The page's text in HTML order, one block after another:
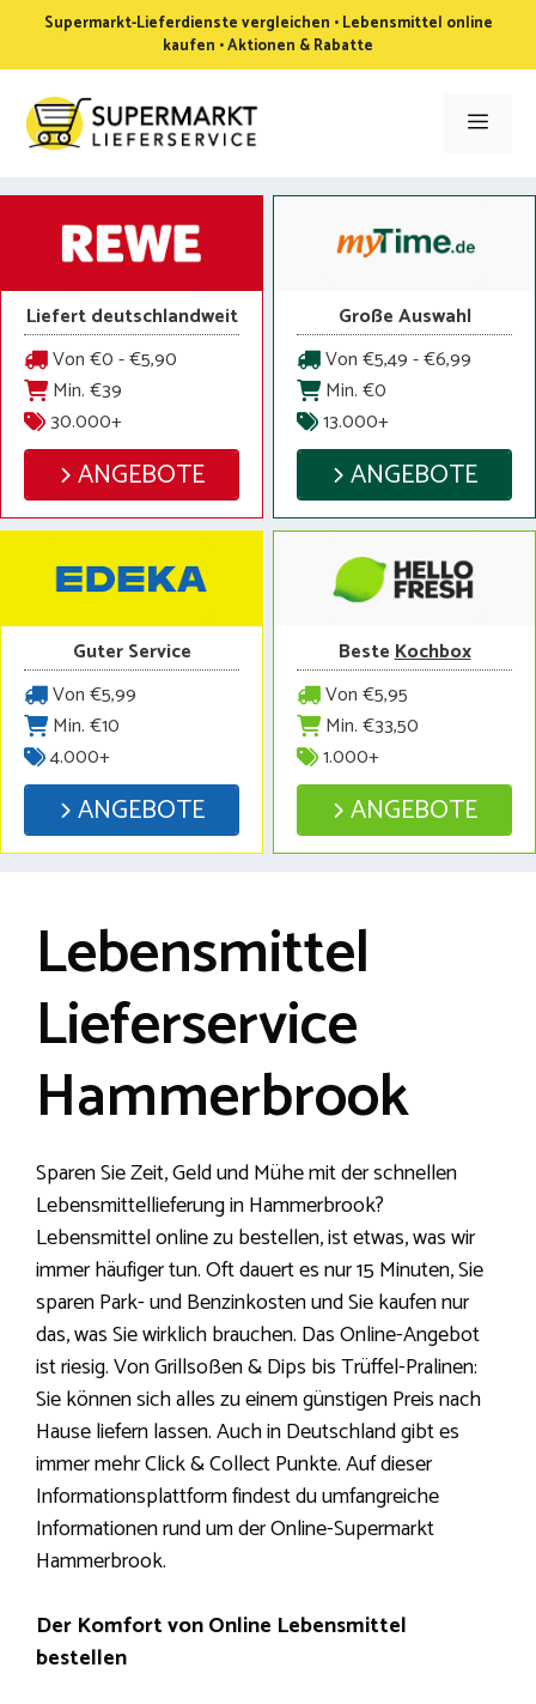
springen
Supermarkt-Lieferdienste vergleichen • Lebensmittel online
kaufen • Aktionen & Rabatte
Menü
Liefert deutschlandweit
Von €0 - €5,90
Min. €39
30.000+
ANGEBOTE
Große Auswahl
Von €5,49 - €6,99
Min. €0
13.000+
ANGEBOTE
Guter Service
Von €5,99
Min. €10
4.000+
ANGEBOTE
BesteKochbox
Von €5,95
Min. €33,50
1.000+
ANGEBOTE
Lebensmittel
Lieferservice
Hammerbrook
Sparen Sie Zeit, Geld und Mühe mit der schnellen
Lebensmittellieferung in Hammerbrook?
Lebensmittel online zu bestellen, ist etwas, was wir
immer häufiger tun. Oft dauert es nur 15 Minuten, Sie
sparen Park- und Benzinkosten und Sie kaufen nur
das, was Sie wirklich brauchen. Das Online-Angebot
ist riesig. Von Grillsoßen & Dips bis Trüffel-Pralinen:
Sie können sich alles zu einem günstigen Preis nach
Hause liefern lassen. Auch in Deutschland gibt es
immer mehr Click & Collect Punkte. Auf dieser
Informationsplattform findest du umfangreiche
Informationen rund um der Online-Supermarkt
Hammerbrook.
Der Komfort von Online Lebensmittel
bestellen